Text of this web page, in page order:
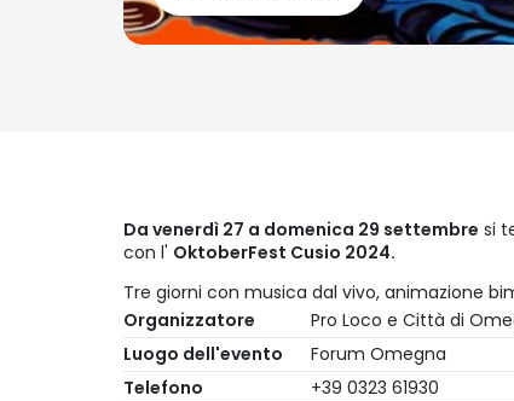
Da venerdì 27 a domenica 29 settembre si
con l' OktoberFest Cusio 2024.
Tre giorni con musica dal vivo, animazione
Organizzatore
Pro Loco e Città di
Luogo dell'evento
Forum Omegna
Telefono
+39 0323 61930